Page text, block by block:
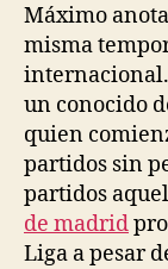
Máximo
misma
un conocido
quien
partidos sin
partidos
de madrid
Liga a pesar